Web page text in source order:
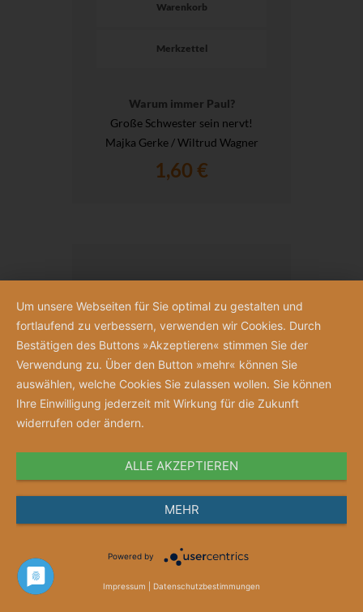
Warenkorb
Merkzettel
Warum immer Paul?
Große Schwester sein nervt!
Majka Gerke / Wiltrud Wagner
1,60 €
Anschauen
Merkzettel
Gutschein „Jubelnde Schwestern“
Um unsere Webseiten für Sie optimal zu gestalten und
fortlaufend zu verbessern, verwenden wir Cookies. Durch
Bestätigen des Buttons »Akzeptieren« stimmen Sie der
Verwendung zu. Über den Button »mehr« können Sie
auswählen, welche Cookies Sie zulassen wollen. Sie können
Ihre Einwilligung jederzeit mit Wirkung für die Zukunft
widerrufen oder ändern.
ALLE AKZEPTIEREN
MEHR
Powered by
Impressum Datenschutzbestimmungen